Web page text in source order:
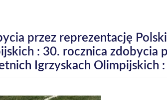
przez reprezentację
: 30. rocznica zdobycia
Igrzyskach Olimpijskich